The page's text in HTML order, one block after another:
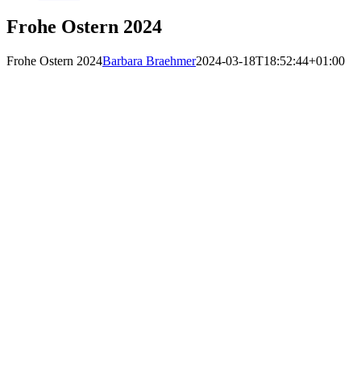
Frohe Ostern 2024
Frohe Ostern 2024Barbara Braehmer2024-03-18T18:52:44+01:00